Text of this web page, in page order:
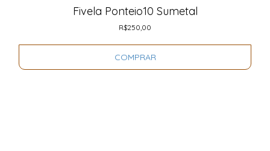
Fivela Ponteio10 Sumetal
R$250,00
COMPRAR